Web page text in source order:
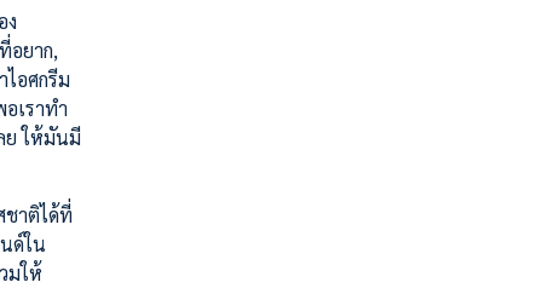
ง
อยาก,
ไอศกรีม
เราทำ
ย ให้มันมี
ชาติได้ที่
ด์ใน
มให้